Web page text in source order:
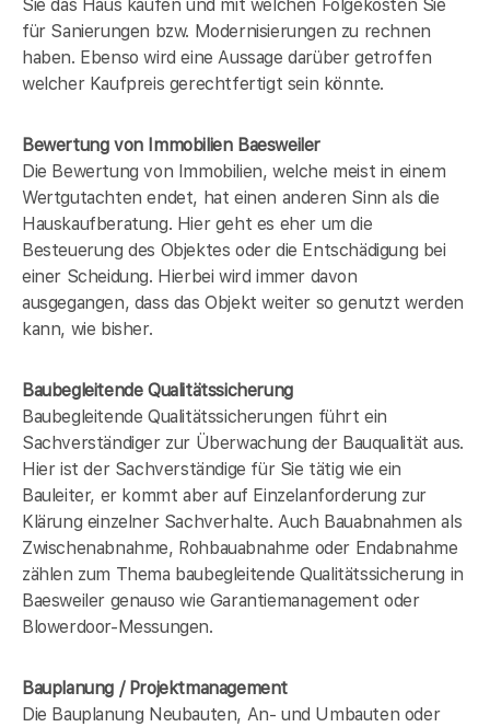
Sie das Haus kaufen und mit welchen Folgekosten Sie
für Sanierungen bzw. Modernisierungen zu rechnen
haben. Ebenso wird eine Aussage darüber getroffen
welcher Kaufpreis gerechtfertigt sein könnte.
Bewertung von Immobilien Baesweiler
Die Bewertung von Immobilien, welche meist in einem
Wertgutachten endet, hat einen anderen Sinn als die
Hauskaufberatung. Hier geht es eher um die
Besteuerung des Objektes oder die Entschädigung bei
einer Scheidung. Hierbei wird immer davon
ausgegangen, dass das Objekt weiter so genutzt werden
kann, wie bisher.
Baubegleitende Qualitätssicherung
Baubegleitende Qualitätssicherungen führt ein
Sachverständiger zur Überwachung der Bauqualität aus.
Hier ist der Sachverständige für Sie tätig wie ein
Bauleiter, er kommt aber auf Einzelanforderung zur
Klärung einzelner Sachverhalte. Auch Bauabnahmen als
Zwischenabnahme, Rohbauabnahme oder Endabnahme
zählen zum Thema baubegleitende Qualitätssicherung in
Baesweiler genauso wie Garantiemanagement oder
Blowerdoor-Messungen.
Bauplanung / Projektmanagement
Die Bauplanung Neubauten, An- und Umbauten oder